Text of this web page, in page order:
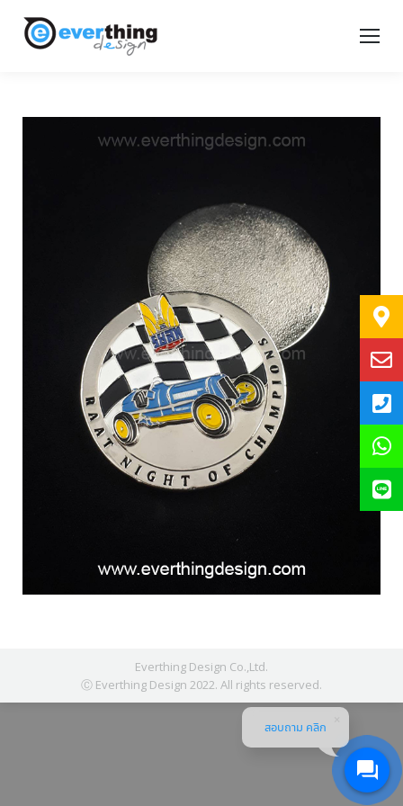
Everthing Design Co.,Ltd.
Ⓒ Everthing Design 2022. All rights reserved.
สอบถาม คลิก